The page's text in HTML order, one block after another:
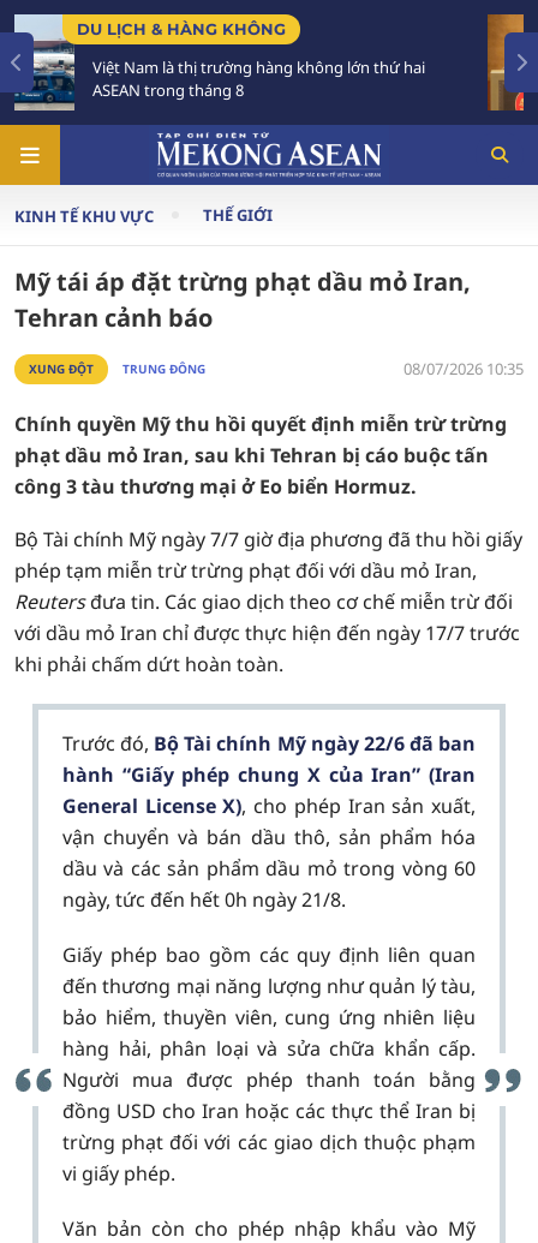
lớn thứ hai
CHÍNH SÁCH
Tạo khuôn khổ pháp lý ổn định,
KINH TẾ KHU VỰC THẾ GIỚI
Mỹ tái áp đặt trừng phạt dầu mỏ Iran,
Tehran cảnh báo
XUNG ĐỘT TRUNG ĐÔNG 08/07/2026 10:35
Chính quyền Mỹ thu hồi quyết định miễn trừ trừng
phạt dầu mỏ Iran, sau khi Tehran bị cáo buộc tấn
công 3 tàu thương mại ở Eo biển Hormuz.
Bộ Tài chính Mỹ ngày 7/7 giờ địa phương đã thu hồi giấy
phép tạm miễn trừ trừng phạt đối với dầu mỏ Iran,
Reutersđưa tin. Các giao dịch theo cơ chế miễn trừ đối
với dầu mỏ Iran chỉ được thực hiện đến ngày 17/7 trước
khi phải chấm dứt hoàn toàn.
Trước đó, Bộ Tài chính Mỹ ngày 22/6 đã ban
hành “Giấy phép chung X của Iran” (Iran
General License X), cho phép Iran sản xuất,
vận chuyển và bán dầu thô, sản phẩm hóa
dầu và các sản phẩm dầu mỏ trong vòng 60
ngày, tức đến hết 0h ngày 21/8.
Giấy phép bao gồm các quy định liên quan
đến thương mại năng lượng như quản lý tàu,
bảo hiểm, thuyền viên, cung ứng nhiên liệu
hàng hải, phân loại và sửa chữa khẩn cấp.
Người mua được phép thanh toán bằng
đồng USD cho Iran hoặc các thực thể Iran bị
trừng phạt đối với các giao dịch thuộc phạm
vi giấy phép.
Văn bản còn cho phép nhập khẩu vào Mỹ